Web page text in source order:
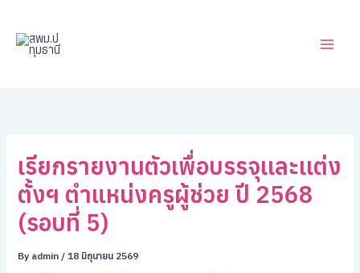
content
เรียกรายงานตัวเพื่อบรรจุเเละเเต่ง
ตั้งฯ ตำแหน่งครูผู้ช่วย ปี 2568
(รอบที่ 5)
By admin /18 มิถุนายน 2569
ห